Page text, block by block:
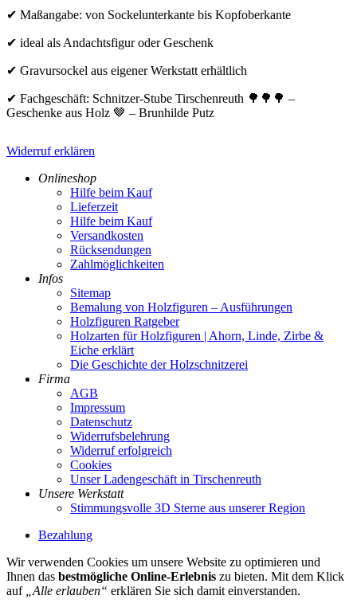
✔ Maßangabe: von Sockelunterkante bis Kopfoberkante
✔ ideal als Andachtsfigur oder Geschenk
✔ Gravursockel aus eigener Werkstatt erhältlich
✔ Fachgeschäft: Schnitzer-Stube Tirschenreuth 🌳🌳🌳 –
Geschenke aus Holz 🤎 – Brunhilde Putz
Widerruf erklären
Onlineshop
Hilfe beim Kauf
Lieferzeit
Hilfe beim Kauf
Versandkosten
Rücksendungen
Zahlmöglichkeiten
Infos
Sitemap
Bemalung von Holzfiguren – Ausführungen
Holzfiguren Ratgeber
Holzarten für Holzfiguren | Ahorn, Linde, Zirbe &
Eiche erklärt
Die Geschichte der Holzschnitzerei
Firma
AGB
Impressum
Datenschutz
Widerrufsbelehrung
Widerruf erfolgreich
Cookies
Unser Ladengeschäft in Tirschenreuth
Unsere Werkstatt
Stimmungsvolle 3D Sterne aus unserer Region
Bezahlung
Wir verwenden Cookies um unsere Website zu optimieren und
Ihnen das bestmögliche Online-Erlebnis zu bieten. Mit dem Klick
auf
„Alle erlauben“ erklären Sie sich damit einverstanden.